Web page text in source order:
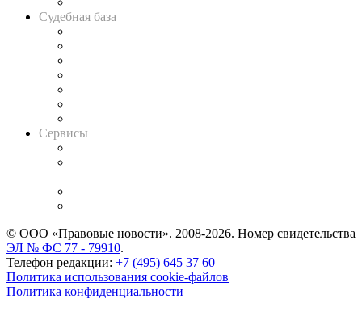
Судебная база
Сервисы
© ООО «Правовые новости». 2008-2026. Номер свидетельства
ЭЛ № ФС 77 - 79910.
Телефон редакции: +7 (495) 645 37 60
Политика использования cookie-файлов
Политика конфиденциальности